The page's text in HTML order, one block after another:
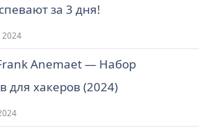
за 3 дня!
Anemaet ― Набор
для хакеров (2024)